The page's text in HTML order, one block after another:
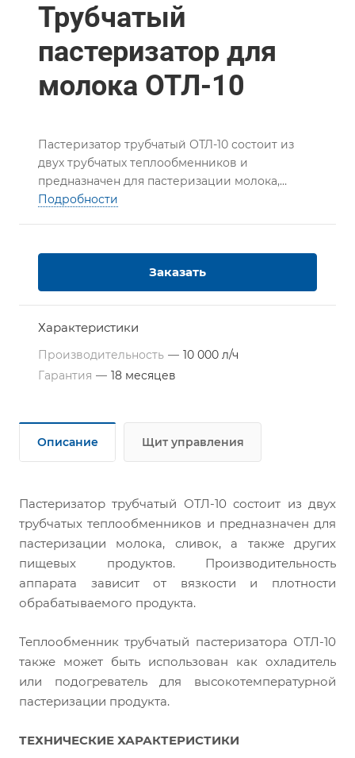
Трубчатый
пастеризатор для
молока ОТЛ-10
Пастеризатор трубчатый ОТЛ-10 состоит из
двух трубчатых теплообменников и
предназначен для пастеризации молока,
сливок, а также других пищевых продуктов.
Подробности
Заказать
Характеристики
Производительность — 10 000 л/ч
Гарантия — 18 месяцев
Описание Щит управления
Пастеризатор трубчатый ОТЛ-10 состоит из двух
трубчатых теплообменников и предназначен для
пастеризации молока, сливок, а также других
пищевых продуктов. Производительность
аппарата зависит от вязкости и плотности
обрабатываемого продукта.
Теплообменник трубчатый пастеризатора ОТЛ-10
также может быть использован как охладитель
или подогреватель для высокотемпературной
пастеризации продукта.
ТЕХНИЧЕСКИЕ ХАРАКТЕРИСТИКИ